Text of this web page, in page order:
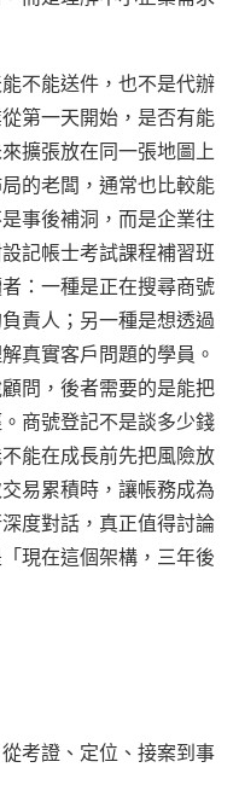
不能送件，也不是代辦
第一天開始，是否有能
擴張放在同一張地圖上
的老闆，通常也比較能
事後補洞，而是企業往
記帳士考試課程補習班
：一種是正在搜尋商號
責人；另一種是想透過
真實客戶問題的學員。
問，後者需要的是能把
商號登記不是談多少錢
能在成長前先把風險放
易累積時，讓帳務成為
度對話，真正值得討論
現在這個架構，三年後
考證、定位、接案到事